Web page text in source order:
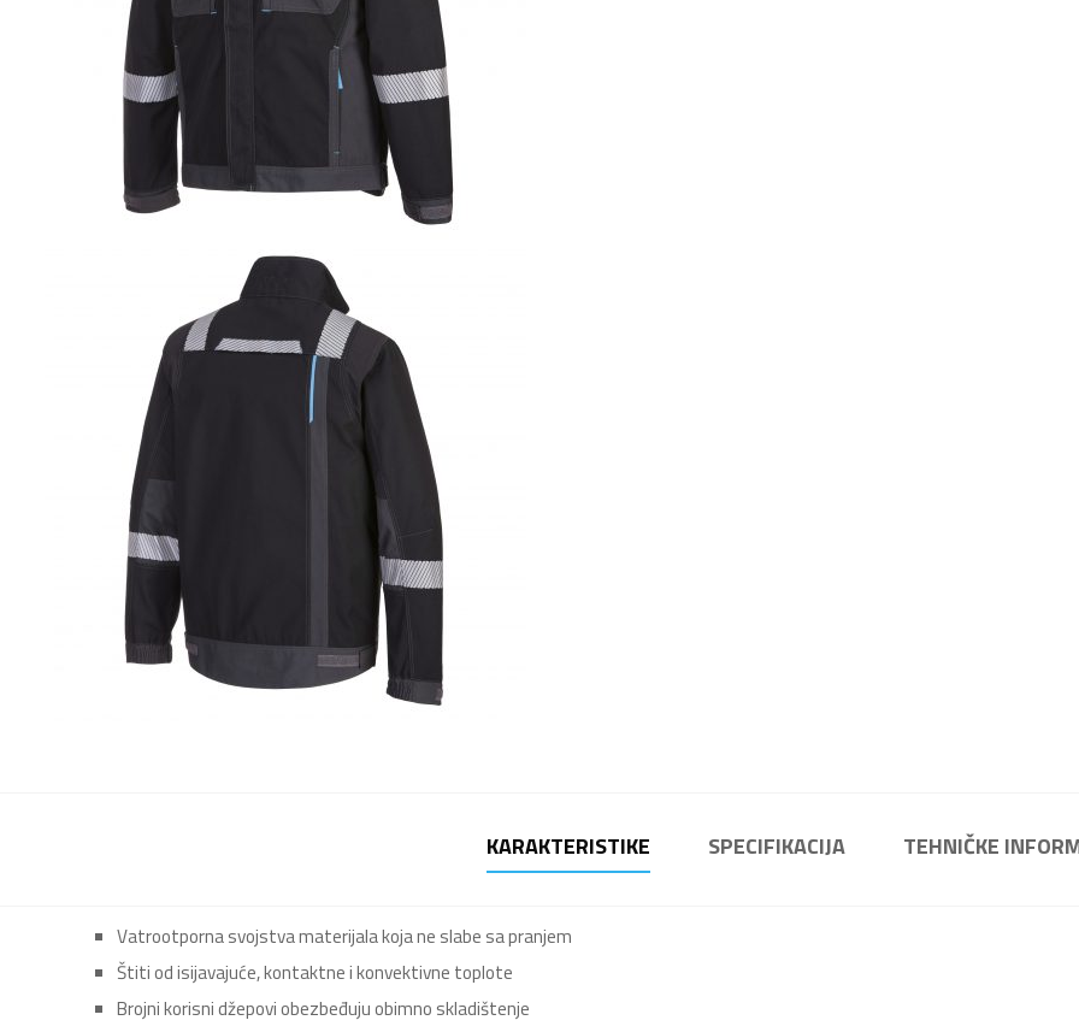
KARAKTERISTIKE SPECIFIKACIJA TEHNIČKE
Vatrootporna svojstva materijala koja ne slabe sa pranjem
Štiti od isijavajuće, kontaktne i konvektivne toplote
Brojni korisni džepovi obezbeđuju obimno skladištenje